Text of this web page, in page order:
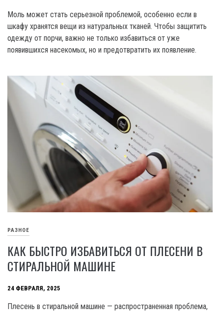
Моль может стать серьезной проблемой, особенно если в
шкафу хранятся вещи из натуральных тканей. Чтобы защитить
одежду от порчи, важно не только избавиться от уже
появившихся насекомых, но и предотвратить их появление.
РАЗНОЕ
КАК БЫСТРО ИЗБАВИТЬСЯ ОТ ПЛЕСЕНИ В
СТИРАЛЬНОЙ МАШИНЕ
24 ФЕВРАЛЯ, 2025
Плесень в стиральной машине — распространенная проблема,